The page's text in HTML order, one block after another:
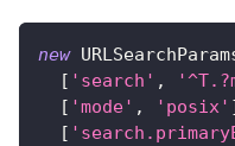
new
[ 'search' ,
[ 'mode' , 'posix'
[